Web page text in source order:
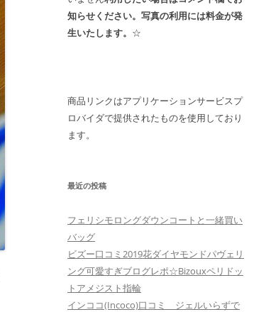
知らせください。写真の利用には料金が発
生いたします。 ☆
商品リンクはアプリケーションサービスプ
ロバイダで提供されたものを使用しており
ます。
最近の投稿
フェリシモロングダウンコートと一緒買い
バッグ
ビズー口コミ2019花ダイヤモンドパヴェリ
ング可愛すぎブログレポ☆Bizouxペリドッ
トアメジスト指輪
インココ(Incoco)口コミ ジェルいらずで